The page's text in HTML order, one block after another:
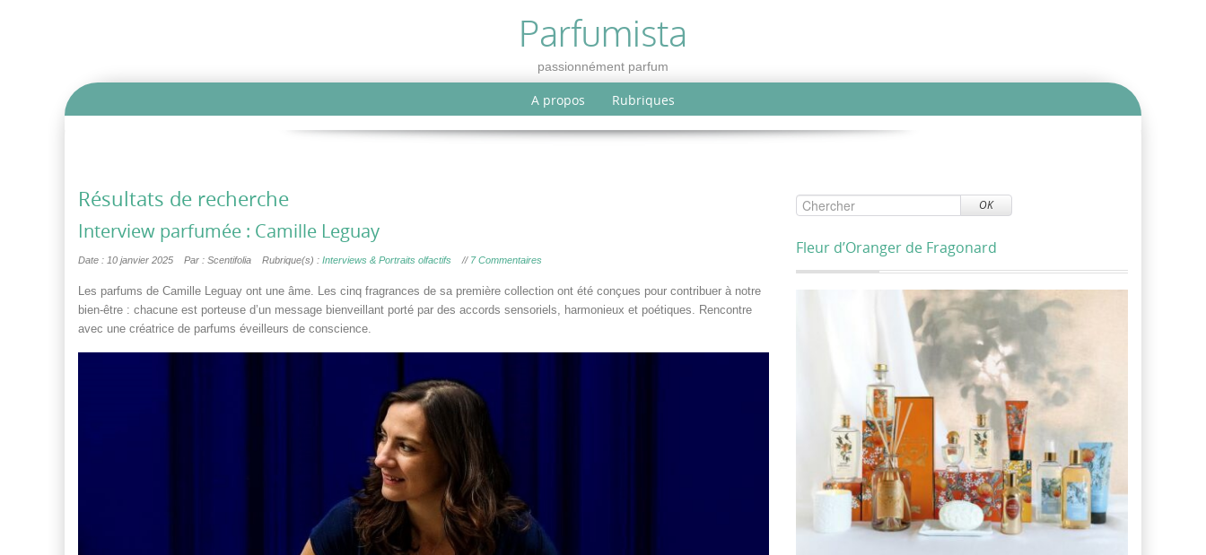
Parfumista
passionnément parfum
A propos Rubriques
Résultats de recherche
Interview parfumée : Camille Leguay
Date : 10 janvier 2025 Par : Scentifolia Rubrique(s) : Interviews & Portraits olfactifs // 7 Commentaires
Les parfums de Camille Leguay ont une âme. Les cinq fragrances de sa première collection ont été conçues pour contribuer à notre
bien-être : chacune est porteuse d’un message bienveillant porté par des accords sensoriels, harmonieux et poétiques. Rencontre
avec une créatrice de parfums éveilleurs de conscience.
OK
Fleur d’Oranger de Fragonard